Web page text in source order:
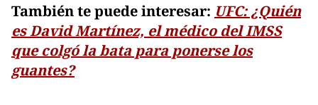
También te puede interesar: UFC: ¿Quién
es David Martínez, el médico del IMSS
que colgó la bata para ponerse los
guantes?